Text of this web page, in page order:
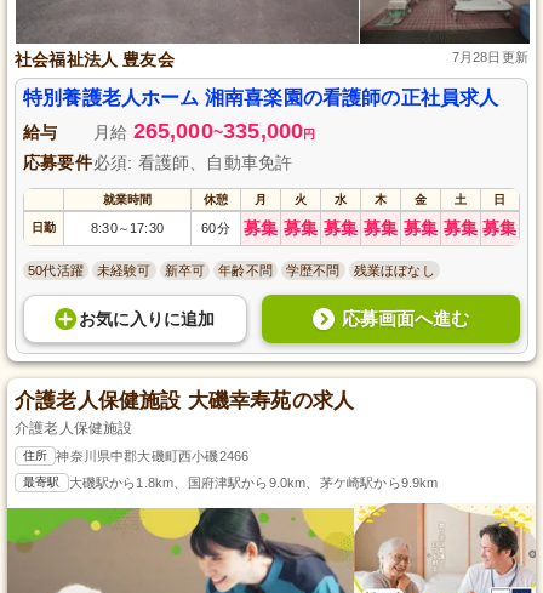
社会福祉法人 豊友会 7月28日更新
特別養護老人ホーム 湘南喜楽園の看護師の正社員求人
給与 月給 265,000~335,000円
応募要件必須: 看護師、自動車免許
就業時間 休憩 月 火 水 木 金 土 日
日勤 8:30～ 17:30 60分 募集 募集 募集 募集 募集 募集 募集
50代活躍 未経験可 新卒可 年齢不問 学歴不問 残業ほぼなし
お気に入り に追加 応募画面へ進む
介護老人保健施設 大磯幸寿苑の求人
介護老人保健施設
住所 神奈川県中郡大磯町西小磯2466
最寄駅 大磯駅から1.8km、国府津駅から9.0km、茅ケ崎駅から9.9km